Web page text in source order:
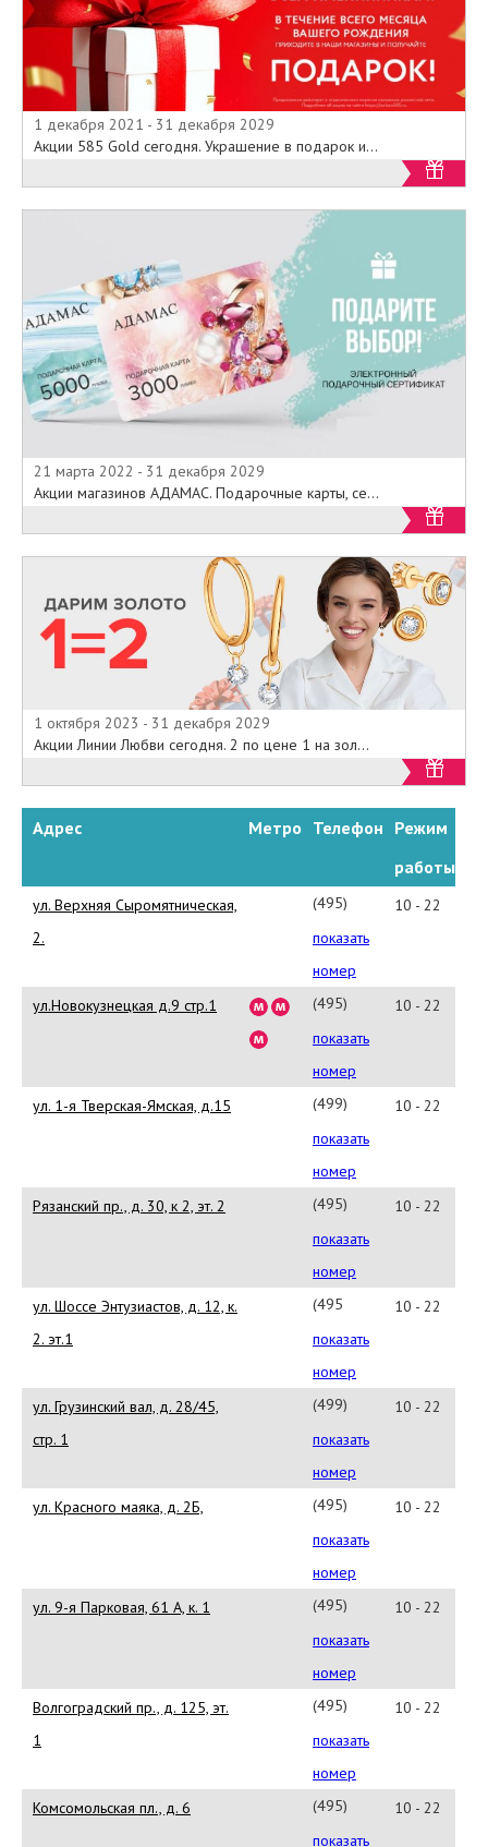
1 декабря 2021 - 31 декабря 2029
Акции 585 Gold сегодня. Украшение в подарок и...
21 марта 2022 - 31 декабря 2029
Акции магазинов АДАМАС. Подарочные карты, се...
1 октября 2023 - 31 декабря 2029
Акции Линии Любви сегодня. 2 по цене 1 на зол...
Адрес Метро Телефон Режим
работы
ул. Верхняя Сыромятническая,
2.
(495)5100116
показать
номер
10 - 22
ул.Новокузнецкая д.9 стр.1
(495)959-
29-
60
показать
номер
10 - 22
ул. 1-я Тверская-Ямская, д.15
(499)223-
19-
19
показать
номер
10 - 22
Рязанский пр., д. 30, к 2, эт. 2
(495)657-
77-
07
показать
номер
10 - 22
ул. Шоссе Энтузиастов, д. 12, к.
2. эт.1
(495
)995-
02-
71
показать
номер
10 - 22
ул. Грузинский вал, д. 28/45,
стр. 1
(499)250-
86-
55
показать
номер
10 - 22
ул. Красного маяка, д. 2Б,
(495)721-
82-
47
показать
номер
10 - 22
ул. 9-я Парковая, 61 А, к. 1
(495)223-
31-
54
показать
номер
10 - 22
Волгоградский пр., д. 125, эт.
1
(495)231-
48-
82
показать
номер
10 - 22
Комсомольская пл., д. 6
(495)608-
93-
показать
10 - 22